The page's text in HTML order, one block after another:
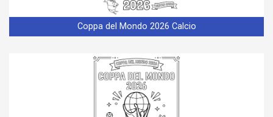
Coppa del Mondo 2026 Calcio